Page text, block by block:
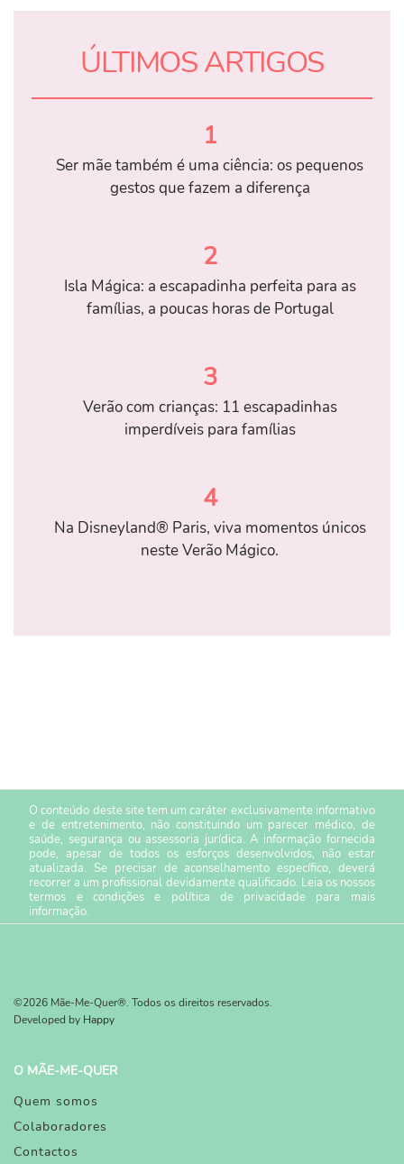
ÚLTIMOS ARTIGOS
1
Ser mãe também é uma ciência: os pequenos
gestos que fazem a diferença
2
Isla Mágica: a escapadinha perfeita para as
famílias, a poucas horas de Portugal
3
Verão com crianças: 11 escapadinhas
imperdíveis para famílias
4
Na Disneyland® Paris, viva momentos únicos
neste Verão Mágico.
O conteúdo deste site tem um caráter exclusivamente informativo
e de entretenimento, não constituindo um parecer médico, de
saúde, segurança ou assessoria jurídica. A informação fornecida
pode, apesar de todos os esforços desenvolvidos, não estar
atualizada. Se precisar de aconselhamento específico, deverá
recorrer a um profissional devidamente qualificado. Leia os nossos
termos e condiçõese política de privacidade para mais
informação.
©2026 Mãe-Me-Quer®. Todos os direitos reservados.
Developed by Happy
O MÃE-ME-QUER
Quem somos
Colaboradores
Contactos